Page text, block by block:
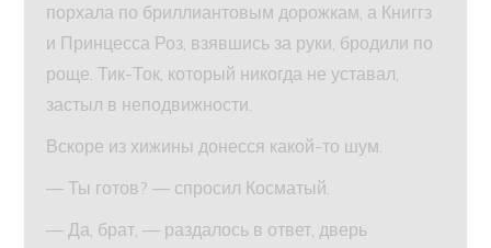
порхала по бриллиантовым дорожкам, а Книггз
и Принцесса Роз, взявшись за руки, бродили по
роще. Тик-Ток, который никогда не уставал,
застыл в неподвижности.
Вскоре из хижины донесся какой-то шум.
— Ты готов? — спросил Косматый.
— Да, брат, — раздалось в ответ, дверь